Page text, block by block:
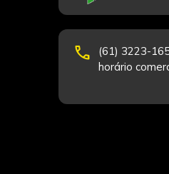
phone
(61) 3223-
horário